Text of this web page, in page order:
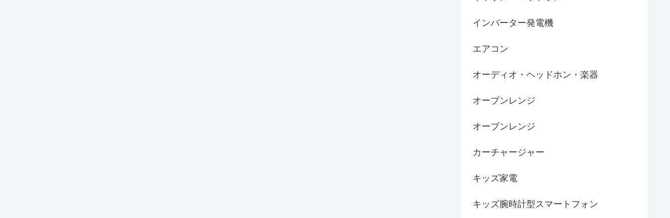
インバーター発電機
エアコン
オーディオ・ヘッドホン・楽器
オーブンレンジ
オーブンレンジ
カーチャージャー
キッズ家電
キッズ腕時計型スマートフォン